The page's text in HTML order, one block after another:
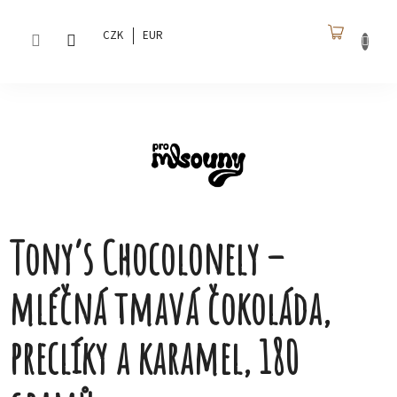
CZK EUR
Tony’s Chocolonely –
mléčná tmavá čokoláda,
preclíky a karamel, 180